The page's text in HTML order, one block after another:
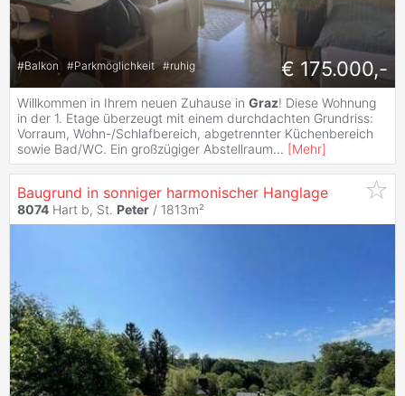
#Balkon #Parkmöglichkeit #ruhig € 175.000,-
Willkommen in Ihrem neuen Zuhause in Graz! Diese Wohnung
in der 1. Etage überzeugt mit einem durchdachten Grundriss:
Vorraum, Wohn-/Schlafbereich, abgetrennter Küchenbereich
sowie Bad/WC. Ein großzügiger Abstellraum... [Mehr]
Baugrund in sonniger harmonischer Hanglage
8074 Hart b, St. Peter / 1813m²